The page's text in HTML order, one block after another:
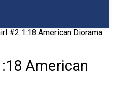
#2 1:18 American Diorama
American